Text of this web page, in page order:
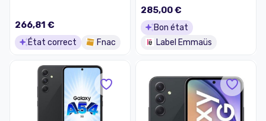
266,81 €
État correct Fnac
285,00 €
Bon état
Label Emmaüs